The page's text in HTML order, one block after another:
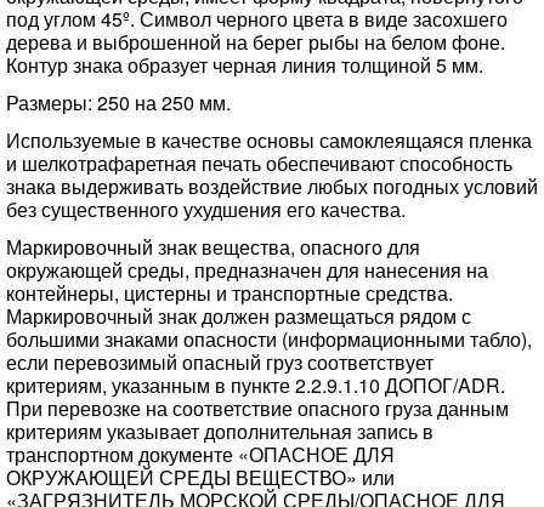
под углом 45º. Символ черного цвета в виде засохшего
дерева и выброшенной на берег рыбы на белом фоне.
Контур знака образует черная линия толщиной 5 мм.
Размеры: 250 на 250 мм.
Используемые в качестве основы самоклеящаяся пленка
и шелкотрафаретная печать обеспечивают способность
знака выдерживать воздействие любых погодных условий
без существенного ухудшения его качества.
Маркировочный знак вещества, опасного для
окружающей среды, предназначен для нанесения на
контейнеры, цистерны и транспортные средства.
Маркировочный знак должен размещаться рядом с
большими знаками опасности (информационными табло),
если перевозимый опасный груз соответствует
критериям, указанным в пункте 2.2.9.1.10 ДОПОГ/ADR.
При перевозке на соответствие опасного груза данным
критериям указывает дополнительная запись в
транспортном документе «ОПАСНОЕ ДЛЯ
ОКРУЖАЮЩЕЙ СРЕДЫ ВЕЩЕСТВО» или
«ЗАГРЯЗНИТЕЛЬ МОРСКОЙ СРЕДЫ/ОПАСНОЕ ДЛЯ